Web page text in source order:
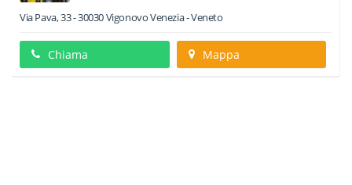
Via Pava, 33-30030VigonovoVenezia -Veneto
Chiama Mappa